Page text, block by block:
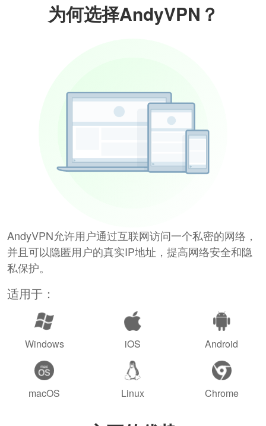
为何选择AndyVPN？
AndyVPN允许用户通过互联网访问一个私密的网络，
并且可以隐匿用户的真实IP地址，提高网络安全和隐
私保护。
适用于：
Windows iOS Android
macOS Linux Chrome